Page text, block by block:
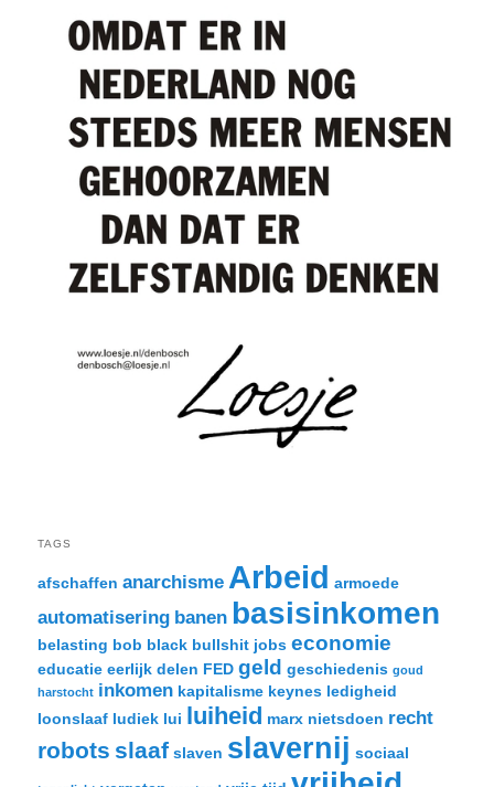
TAGS
afschaffen anarchisme Arbeid armoede
automatisering banen basisinkomen
belasting bob black bullshit jobs economie
educatie eerlijk delen FED geld geschiedenis goud
harstocht inkomen kapitalisme keynes ledigheid
loonslaaf ludiek lui luiheid marx nietsdoen recht
robots slaaf slaven slavernij sociaal